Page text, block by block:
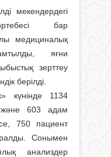
мекендердегі
бар
медициналық
яғни
зерттеу
берiлдi.
күнiнде 1134
және 603 адам
750 пациент
Сонымен
анализдер